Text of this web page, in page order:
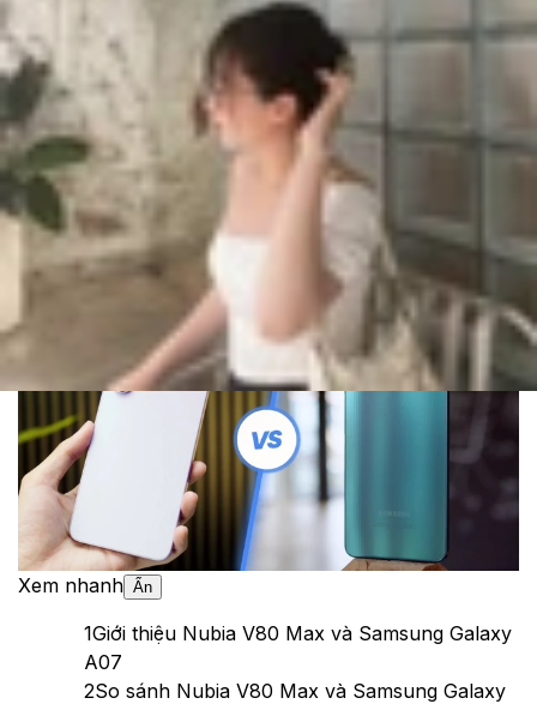
So sánh Nubia V80 Max và
Samsung Galaxy A07: Smartphone
giá rẻ nào đáng mua hơn?
Triệu Vy
Ngày đăng: 19/01/2026
Cập nhật:19/01/2026
Theo dõi XTMobile trên
Xem nhanh Ẩn
1Giới thiệu Nubia V80 Max và Samsung Galaxy
A07
2So sánh Nubia V80 Max và Samsung Galaxy